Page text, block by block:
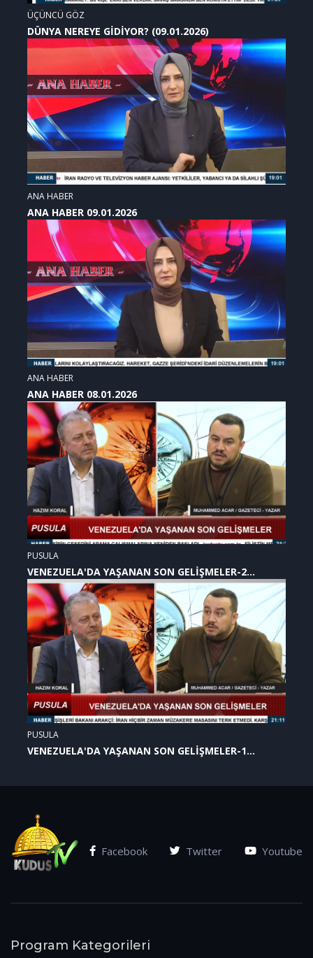
ÜÇÜNCÜ GÖZ
DÜNYA NEREYE GİDİYOR? (09.01.2026)
ANA HABER
ANA HABER 09.01.2026
ANA HABER
ANA HABER 08.01.2026
PUSULA
VENEZUELA'DA YAŞANAN SON GELİŞMELER-2
(07.01.2026)
PUSULA
VENEZUELA'DA YAŞANAN SON GELİŞMELER-1
Facebook Twitter Youtube
Program Kategorileri